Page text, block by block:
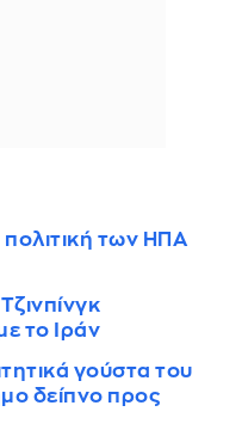
των ΗΠΑ
το Ιράν
γούστα του
δείπνο προς